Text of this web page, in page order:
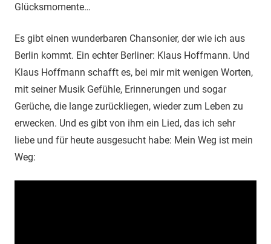
Glücksmomente…
Es gibt einen wunderbaren Chansonier, der wie ich aus
Berlin kommt. Ein echter Berliner: Klaus Hoffmann. Und
Klaus Hoffmann schafft es, bei mir mit wenigen Worten,
mit seiner Musik Gefühle, Erinnerungen und sogar
Gerüche, die lange zurückliegen, wieder zum Leben zu
erwecken. Und es gibt von ihm ein Lied, das ich sehr
liebe und für heute ausgesucht habe: Mein Weg ist mein
Weg: